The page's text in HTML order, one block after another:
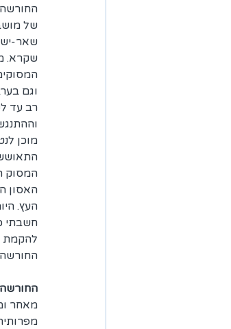
של
שאר-
שקרא.
וגם
רב עד
מוכן
האסון
העץ.
חשבתי
להקמת
החורשה - 72
מאחר